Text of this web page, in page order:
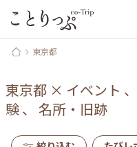
東京都
東京都 × イベント 、
験、 名所・旧跡